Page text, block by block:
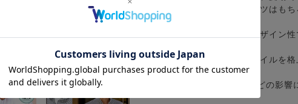
バンドカラー半袖シャツ＆イージーパンツ/全2色
クルーネックドルマンハーフスリーブニット/全12色
ャバリア)キーネック半袖Tシャツ/全4色
)
CavariA(キャバリア)コットンリネンホリゾンタルカラー7分
¥4,290(税込)
デニムやスキニーパンツはも
も相性抜群です。
一枚で着ても映えるデザイン
大人のカジュアルスタイルを
※モデル画像は照明などの影響